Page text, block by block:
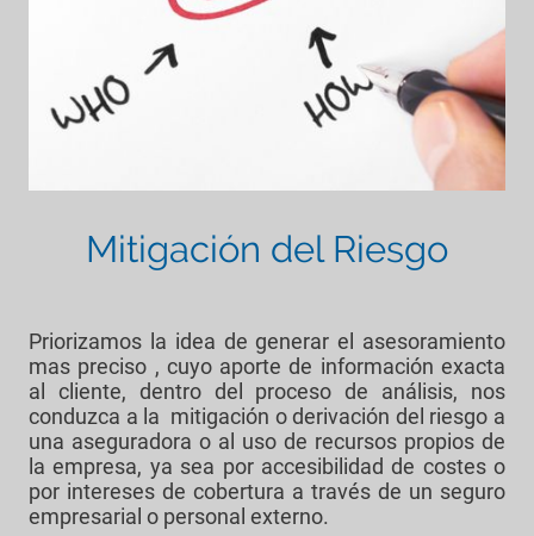
Mitigación del Riesgo
Priorizamos la idea de generar el asesoramiento
mas preciso , cuyo aporte de información exacta
al cliente, dentro del proceso de análisis, nos
conduzca a la mitigación o derivación del riesgo a
una aseguradora o al uso de recursos propios de
la empresa, ya sea por accesibilidad de costes o
por intereses de cobertura a través de un seguro
empresarial o personal externo.